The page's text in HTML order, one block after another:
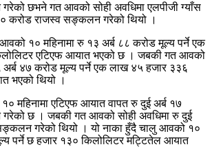
छभने गत आवको सोही अवधिमा एलपीजी ग्याँस
करोड राजस्व सङ्कलन गरेको थियो ।
१० महिनामा रु १३ अर्ब ८८ करोड मूल्य पर्ने एक
एटिएफ आयात भएको छ । जबकी गत आवको
अर्ब ४७ करोड मूल्य पर्ने एक लाख ४५ हजार ३३६
भएको थियो ।
महिनामा एटिएफ आयात वापत रु दुई अर्ब १७
छ । जबकी गत आवको सोही अवधिमा रु दुई
गरेको थियो । यो नाका हुँदै चालु आवको १०
पर्ने छ हजार १३० किलोलिटर मट्टितेल आयात